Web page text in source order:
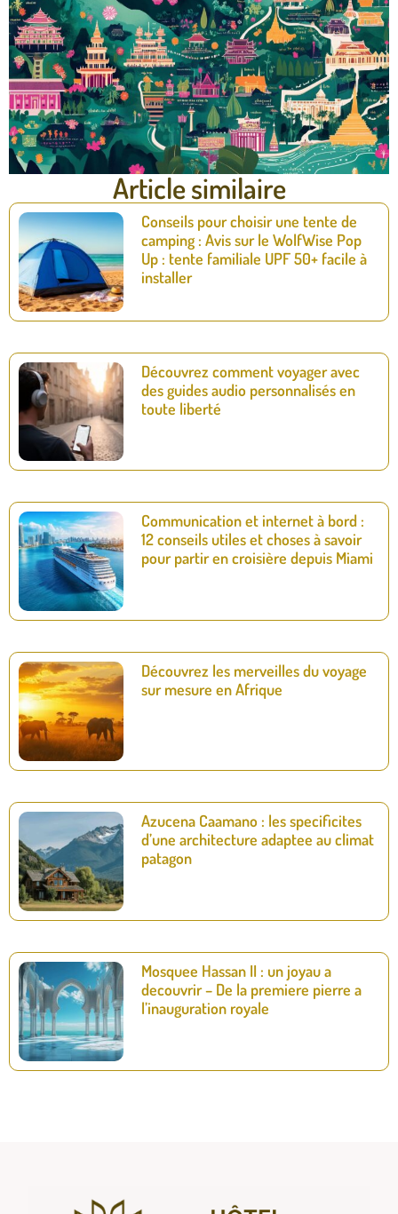
Article similaire
Conseils pour choisir une tente de
camping : Avis sur le WolfWise Pop
Up : tente familiale UPF 50+ facile à
installer
Découvrez comment voyager avec
des guides audio personnalisés en
toute liberté
Communication et internet à bord :
12 conseils utiles et choses à savoir
pour partir en croisière depuis Miami
Découvrez les merveilles du voyage
sur mesure en Afrique
Azucena Caamano : les specificites
d’une architecture adaptee au climat
patagon
Mosquee Hassan II : un joyau a
decouvrir – De la premiere pierre a
l’inauguration royale